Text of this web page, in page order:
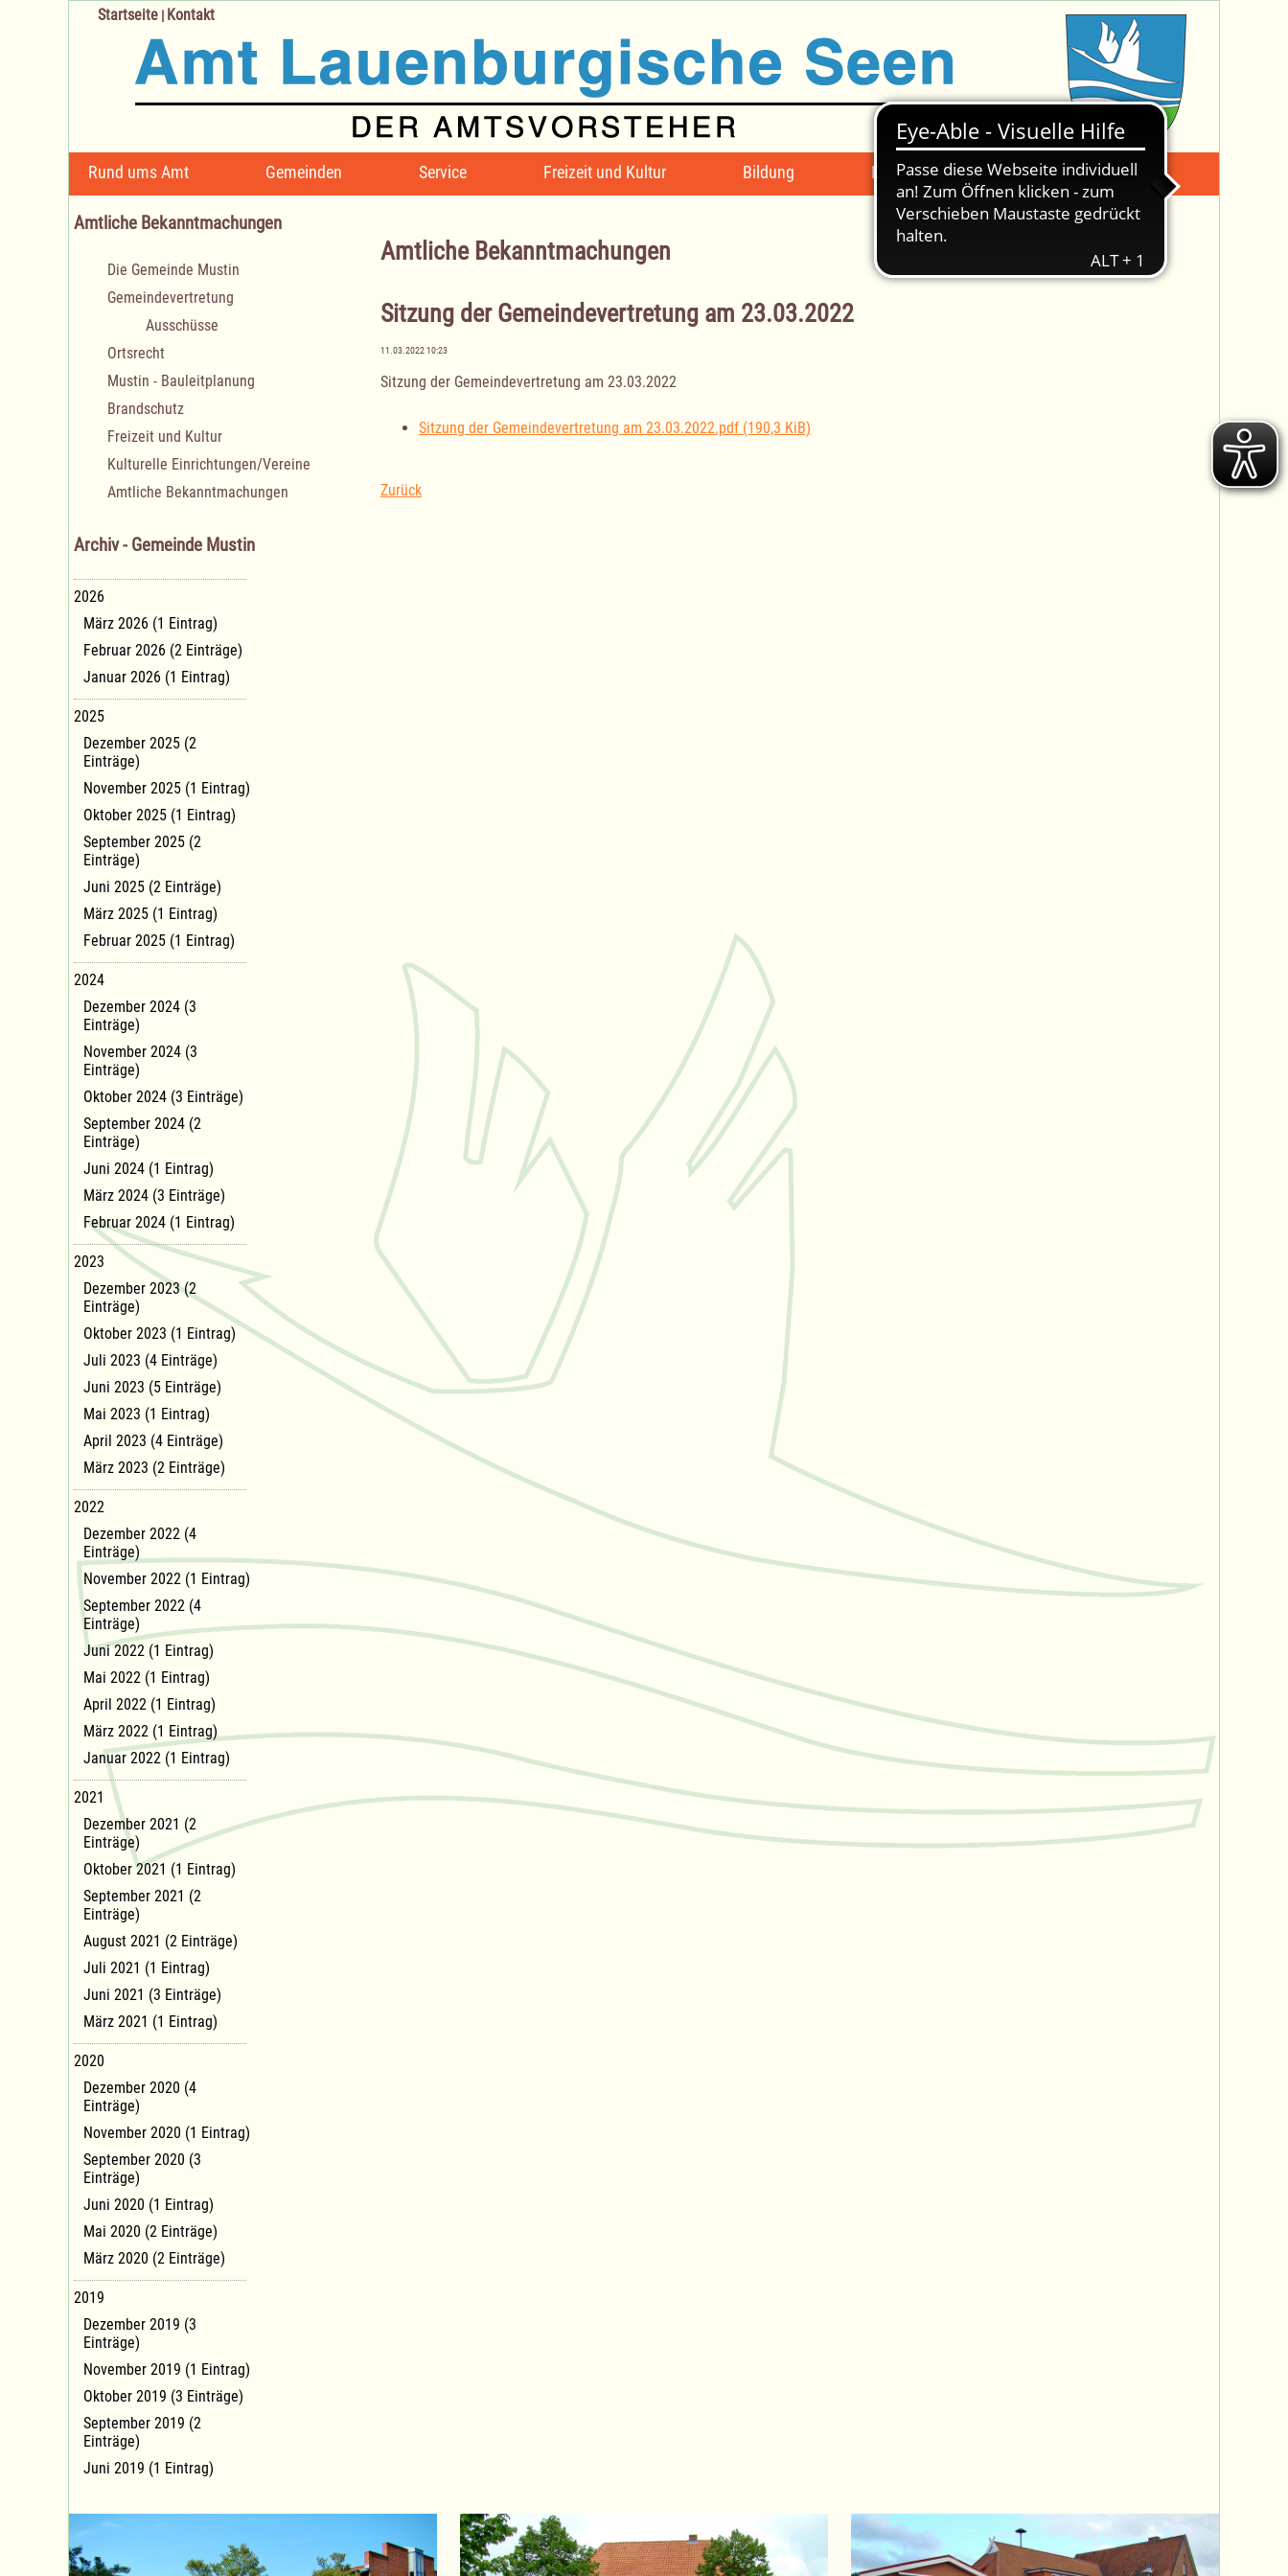
Navigation
überspringen
Rund ums Amt Gemeinden Service Freizeit und Kultur Bildung Mängelmeldung Suche -
Startseite | Kontakt
Amtliche Bekanntmachungen
Sitzung der Gemeindevertretung am 23.03.2022
11.03.2022 10:23
Sitzung der Gemeindevertretung am 23.03.2022
Sitzung der Gemeindevertretung am 23.03.2022.pdf (190,3 KiB)
Zurück
Amtliche Bekanntmachungen
Navigation
überspringen
Die Gemeinde Mustin
Gemeindevertretung
Ausschüsse
Ortsrecht
Mustin - Bauleitplanung
Brandschutz
Freizeit und Kultur
Kulturelle Einrichtungen/Vereine
Amtliche Bekanntmachungen
Archiv - Gemeinde Mustin
2026
März 2026 (1 Eintrag)
Februar 2026 (2 Einträge)
Januar 2026 (1 Eintrag)
2025
Dezember 2025 (2
Einträge)
November 2025 (1 Eintrag)
Oktober 2025 (1 Eintrag)
September 2025 (2
Einträge)
Juni 2025 (2 Einträge)
März 2025 (1 Eintrag)
Februar 2025 (1 Eintrag)
2024
Dezember 2024 (3
Einträge)
November 2024 (3
Einträge)
Oktober 2024 (3 Einträge)
September 2024 (2
Einträge)
Juni 2024 (1 Eintrag)
März 2024 (3 Einträge)
Februar 2024 (1 Eintrag)
2023
Dezember 2023 (2
Einträge)
Oktober 2023 (1 Eintrag)
Juli 2023 (4 Einträge)
Juni 2023 (5 Einträge)
Mai 2023 (1 Eintrag)
April 2023 (4 Einträge)
März 2023 (2 Einträge)
2022
Dezember 2022 (4
Einträge)
November 2022 (1 Eintrag)
September 2022 (4
Einträge)
Juni 2022 (1 Eintrag)
Mai 2022 (1 Eintrag)
April 2022 (1 Eintrag)
März 2022 (1 Eintrag)
Januar 2022 (1 Eintrag)
2021
Dezember 2021 (2
Einträge)
Oktober 2021 (1 Eintrag)
September 2021 (2
Einträge)
August 2021 (2 Einträge)
Juli 2021 (1 Eintrag)
Juni 2021 (3 Einträge)
März 2021 (1 Eintrag)
2020
Dezember 2020 (4
Einträge)
November 2020 (1 Eintrag)
September 2020 (3
Einträge)
Juni 2020 (1 Eintrag)
Mai 2020 (2 Einträge)
März 2020 (2 Einträge)
2019
Dezember 2019 (3
Einträge)
November 2019 (1 Eintrag)
Oktober 2019 (3 Einträge)
September 2019 (2
Einträge)
Juni 2019 (1 Eintrag)